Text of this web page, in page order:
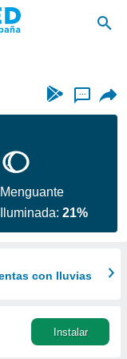
...
Menguante
Iluminada:21%
con lluvias
Instalar